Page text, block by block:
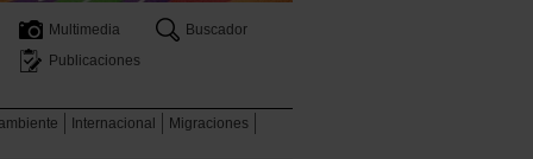
Multimedia
Buscador
Publicaciones
Internacional
Migraciones